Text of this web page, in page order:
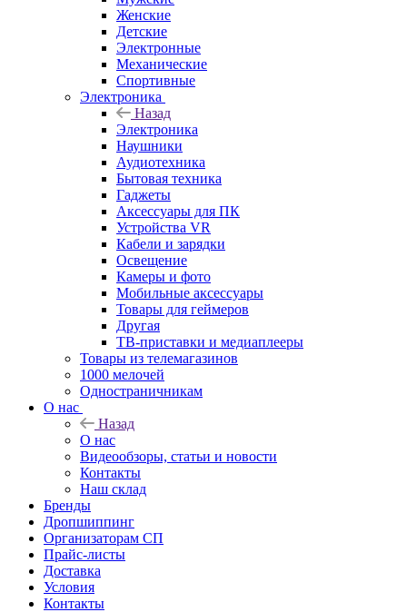
Женские
Детские
Электронные
Механические
Спортивные
Электроника
Назад
Электроника
Наушники
Аудиотехника
Бытовая техника
Гаджеты
Аксессуары для ПК
Устройства VR
Кабели и зарядки
Освещение
Камеры и фото
Мобильные аксессуары
Товары для геймеров
Другая
ТВ-приставки и медиаплееры
Товары из телемагазинов
1000 мелочей
Одностраничникам
О нас
Назад
О нас
Видеообзоры, статьи и новости
Контакты
Наш склад
Бренды
Дропшиппинг
Организаторам СП
Прайс-листы
Доставка
Условия
Контакты